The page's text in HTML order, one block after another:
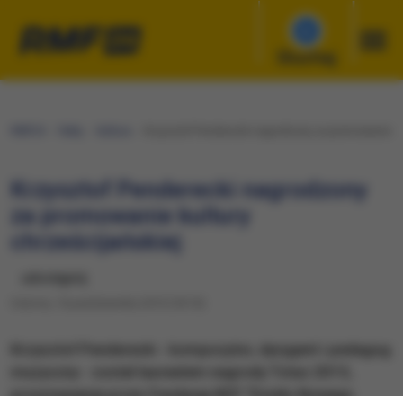
Słuchaj
Krzysztof Penderecki nagrodzony
za promowanie kultury
chrześcijańskiej